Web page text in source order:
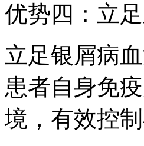
优势四：立
立足银屑病
患者自身免
境，有效控